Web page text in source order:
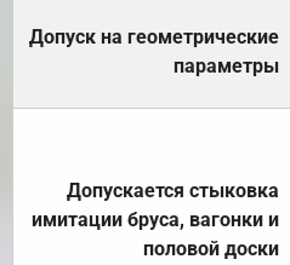
Допуск на геометрические
параметры
Допускается стыковка
имитации бруса, вагонки и
половой доски